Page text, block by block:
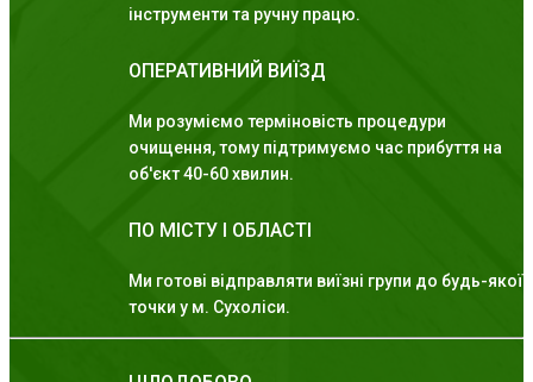
інструменти та ручну працю.
ОПЕРАТИВНИЙ ВИЇЗД
Ми розуміємо терміновість процедури
очищення, тому підтримуємо час прибуття на
об'єкт 40-60 хвилин.
ПО МІСТУ І ОБЛАСТІ
Ми готові відправляти виїзні групи до будь-якої
точки у м. Сухоліси.